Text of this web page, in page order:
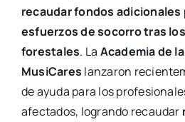
recaudar fondos adicionales
esfuerzos de socorro tras
forestales. La Academia de
MusiCares lanzaron
de ayuda para los
afectados, logrando recaudar